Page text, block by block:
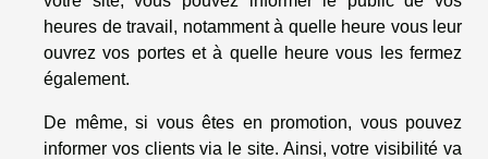
heures de travail, notamment à quelle heure vous leur
ouvrez vos portes et à quelle heure vous les fermez
également.
De même, si vous êtes en promotion, vous pouvez
informer vos clients via le site. Ainsi, votre visibilité va